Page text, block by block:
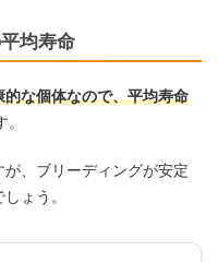
均寿命
な個体なので、平均寿命
、ブリーディングが安定
ょう。